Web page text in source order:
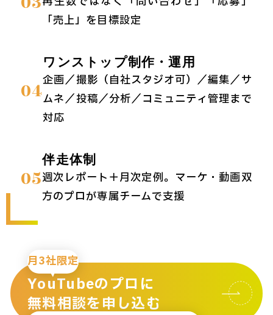
「売上」を目標設定
04
ワンストップ制作・運用
企画／撮影（自社スタジオ可）／編集／サ
ムネ／投稿／分析／コミュニティ管理まで
対応
05
伴走体制
週次レポート＋月次定例。マーケ・動画双
方のプロが専属チームで支援
月3社限定
YouTubeのプロに
無料相談を申し込む